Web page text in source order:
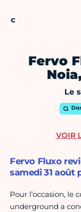
Fervo
Le
Fervo Fluxo
samedi 31 août
Pour l’occasion, le
underground a
VOIR